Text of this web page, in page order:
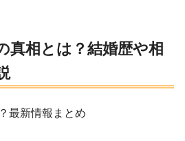
真相とは？結婚歴や相
最新情報まとめ